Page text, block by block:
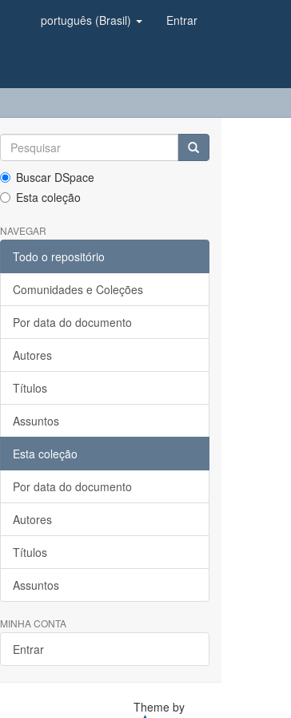
português (Brasil) Entrar
Buscar DSpace
Esta coleção
NAVEGAR
Todo o repositório
Comunidades e Coleções
Por data do documento
Autores
Títulos
Assuntos
Esta coleção
Por data do documento
Autores
Títulos
Assuntos
MINHA CONTA
Entrar
Theme by